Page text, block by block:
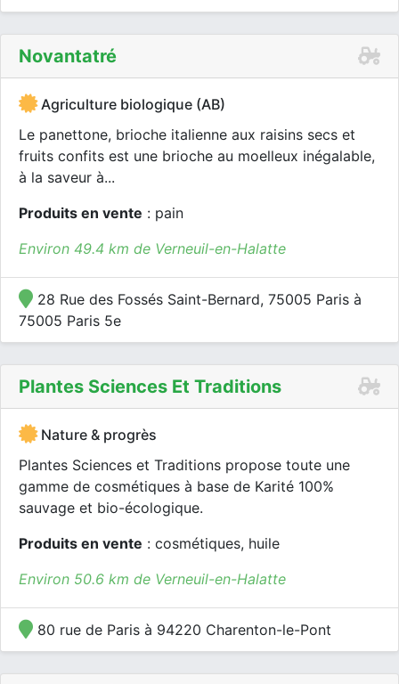
Novantatré
Agriculture biologique (AB)
Le panettone, brioche italienne aux raisins secs et
fruits confits est une brioche au moelleux inégalable,
à la saveur à...
Produits en vente : pain
Environ 49.4 km de Verneuil-en-Halatte
28 Rue des Fossés Saint-Bernard, 75005 Paris à
75005 Paris 5e
Plantes Sciences Et Traditions
Nature & progrès
Plantes Sciences et Traditions propose toute une
gamme de cosmétiques à base de Karité 100%
sauvage et bio-écologique.
Produits en vente : cosmétiques, huile
Environ 50.6 km de Verneuil-en-Halatte
80 rue de Paris à 94220 Charenton-le-Pont